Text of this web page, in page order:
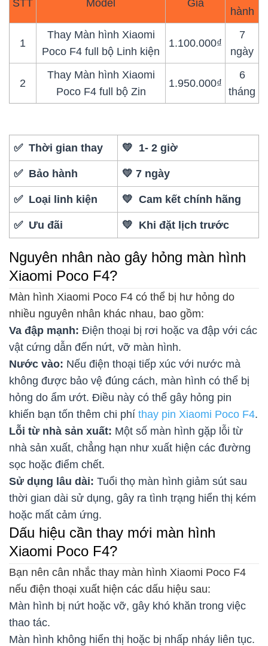
STT Model Giá
hành
1
Thay Màn hình Xiaomi
Poco F4 full bộ Linh kiện
1.100.000₫
7
ngày
2
Thay Màn hình Xiaomi
Poco F4 full bộ Zin
1.950.000₫
6
tháng
✅ Thời gian thay 💛 1- 2 giờ
✅ Bảo hành 💛 7 ngày
✅ Loại linh kiện 💛 Cam kết chính hãng
✅ Ưu đãi 💛 Khi đặt lịch trước
Nguyên nhân nào gây hỏng màn hình
Xiaomi Poco F4?
Màn hình Xiaomi Poco F4 có thể bị hư hỏng do
nhiều nguyên nhân khác nhau, bao gồm:
Va đập mạnh: Điện thoại bị rơi hoặc va đập với các
vật cứng dẫn đến nứt, vỡ màn hình.
Nước vào: Nếu điện thoại tiếp xúc với nước mà
không được bảo vệ đúng cách, màn hình có thể bị
hỏng do ẩm ướt. Điều này có thể gây hỏng pin
khiến bạn tốn thêm chi phí thay pin Xiaomi Poco F4.
Lỗi từ nhà sản xuất: Một số màn hình gặp lỗi từ
nhà sản xuất, chẳng hạn như xuất hiện các đường
sọc hoặc điểm chết.
Sử dụng lâu dài: Tuổi thọ màn hình giảm sút sau
thời gian dài sử dụng, gây ra tình trạng hiển thị kém
hoặc mất cảm ứng.
Dấu hiệu cần thay mới màn hình
Xiaomi Poco F4?
Bạn nên cân nhắc thay màn hình Xiaomi Poco F4
nếu điện thoại xuất hiện các dấu hiệu sau:
Màn hình bị nứt hoặc vỡ, gây khó khăn trong việc
thao tác.
Màn hình không hiển thị hoặc bị nhấp nháy liên tục.